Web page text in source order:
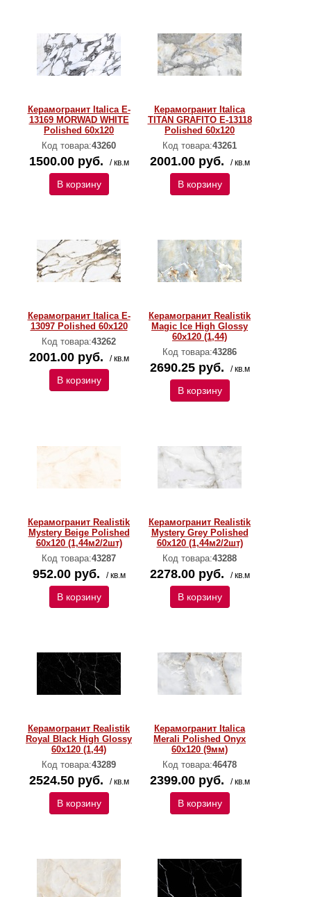
Керамогранит Italica E-
13169 MORWAD WHITE
Polished 60х120
Код товара:43260
1500.00 руб. / кв.м
В корзину
Керамогранит Italica
TITAN GRAFITO E-13118
Polished 60х120
Код товара:43261
2001.00 руб. / кв.м
В корзину
Керамогранит Italica E-
13097 Polished 60х120
Код товара:43262
2001.00 руб. / кв.м
В корзину
Керамогранит Realistik
Magic Ice High Glossy
60х120 (1,44)
Код товара:43286
2690.25 руб. / кв.м
В корзину
Керамогранит Realistik
Mystery Beige Polished
60х120 (1,44м2/2шт)
Код товара:43287
952.00 руб. / кв.м
В корзину
Керамогранит Realistik
Mystery Grey Polished
60х120 (1,44м2/2шт)
Код товара:43288
2278.00 руб. / кв.м
В корзину
Керамогранит Realistik
Royal Black High Glossy
60х120 (1,44)
Код товара:43289
2524.50 руб. / кв.м
В корзину
Керамогранит Italica
Merali Polished Onyx
60х120 (9мм)
Код товара:46478
2399.00 руб. / кв.м
В корзину